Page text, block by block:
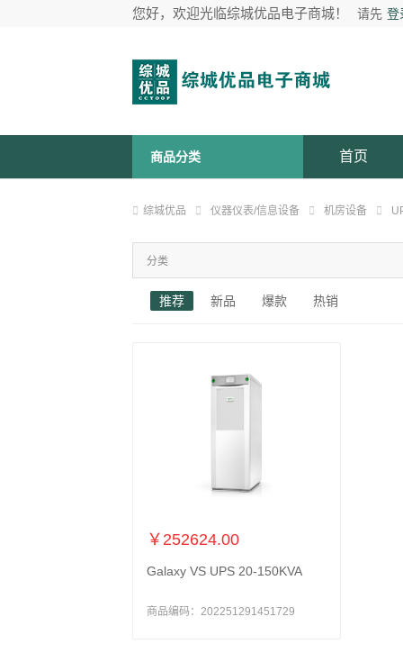
您好，欢迎光临综城优品电子商城！ 请先 登
商品分类 首页
综城优品 仪器仪表/信息设备 机房设备
分类
推荐 新品 爆款 热销
￥252624.00
Galaxy VS UPS 20-150KVA
商品编码：202251291451729